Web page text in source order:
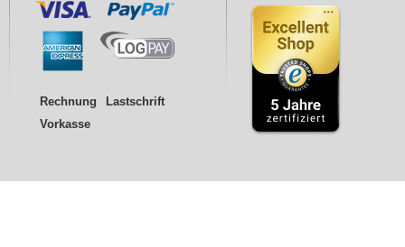
Rechnung
Lastschrift
Vorkasse